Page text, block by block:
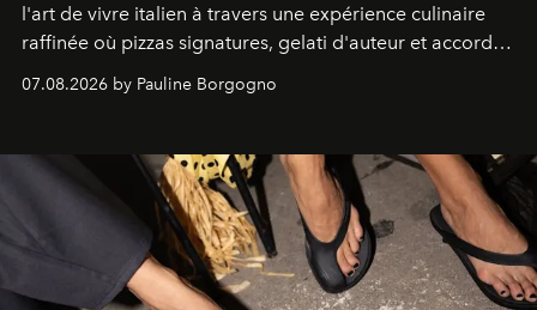
l'art de vivre italien à travers une expérience culinaire
raffinée où pizzas signatures, gelati d'auteur et accords
07.08.2026 by Pauline Borgogno